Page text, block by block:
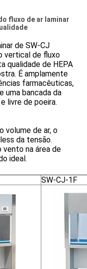
fluxo de ar laminar
de SW-CJ
vertical de fluxo
qualidade de HEPA
É amplamente
farmacêuticas,
uma bancada da
livre de poeira.
volume de ar, o
da tensão.
vento na área de
ideal.
SW-CJ-1F